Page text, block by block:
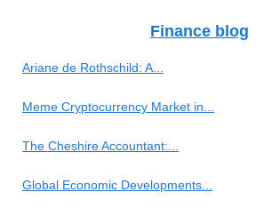
Finance blog
Ariane de Rothschild: A...
Meme Cryptocurrency Market in...
The Cheshire Accountant:...
Global Economic Developments...